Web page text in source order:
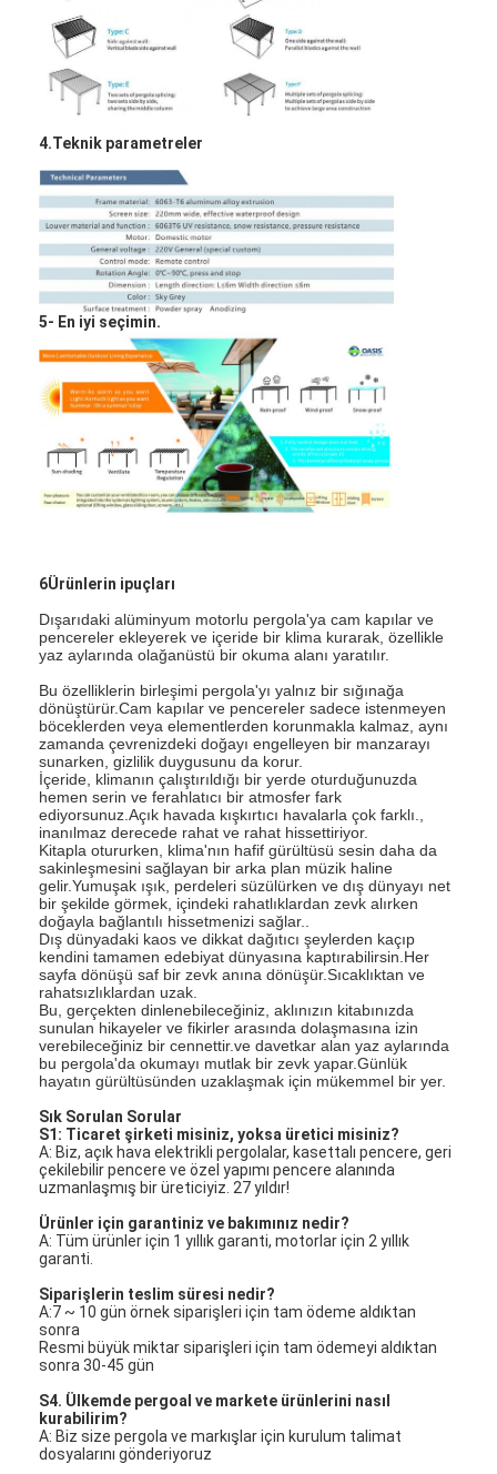
4.Teknik parametreler
5- En iyi seçimin.
6Ürünlerin ipuçları
Dışarıdaki alüminyum motorlu pergola'ya cam kapılar ve
pencereler ekleyerek ve içeride bir klima kurarak, özellikle
yaz aylarında olağanüstü bir okuma alanı yaratılır.
Bu özelliklerin birleşimi pergola'yı yalnız bir sığınağa
dönüştürür.Cam kapılar ve pencereler sadece istenmeyen
böceklerden veya elementlerden korunmakla kalmaz, aynı
zamanda çevrenizdeki doğayı engelleyen bir manzarayı
sunarken, gizlilik duygusunu da korur.
İçeride, klimanın çalıştırıldığı bir yerde oturduğunuzda
hemen serin ve ferahlatıcı bir atmosfer fark
ediyorsunuz.Açık havada kışkırtıcı havalarla çok farklı.,
inanılmaz derecede rahat ve rahat hissettiriyor.
Kitapla otururken, klima'nın hafif gürültüsü sesin daha da
sakinleşmesini sağlayan bir arka plan müzik haline
gelir.Yumuşak ışık, perdeleri süzülürken ve dış dünyayı net
bir şekilde görmek, içindeki rahatlıklardan zevk alırken
doğayla bağlantılı hissetmenizi sağlar..
Dış dünyadaki kaos ve dikkat dağıtıcı şeylerden kaçıp
kendini tamamen edebiyat dünyasına kaptırabilirsin.Her
sayfa dönüşü saf bir zevk anına dönüşür.Sıcaklıktan ve
rahatsızlıklardan uzak.
Bu, gerçekten dinlenebileceğiniz, aklınızın kitabınızda
sunulan hikayeler ve fikirler arasında dolaşmasına izin
verebileceğiniz bir cennettir.ve davetkar alan yaz aylarında
bu pergola'da okumayı mutlak bir zevk yapar.Günlük
hayatın gürültüsünden uzaklaşmak için mükemmel bir yer.
Sık Sorulan Sorular
S1: Ticaret şirketi misiniz, yoksa üretici misiniz?
A: Biz, açık hava elektrikli pergolalar, kasettalı pencere, geri
çekilebilir pencere ve özel yapımı pencere alanında
uzmanlaşmış bir üreticiyiz. 27 yıldır!
Ürünler için garantiniz ve bakımınız nedir?
A: Tüm ürünler için 1 yıllık garanti, motorlar için 2 yıllık
garanti.
Siparişlerin teslim süresi nedir?
A:7 ~ 10 gün örnek siparişleri için tam ödeme aldıktan
sonra
Resmi büyük miktar siparişleri için tam ödemeyi aldıktan
sonra 30-45 gün
S4. Ülkemde pergoal ve markete ürünlerini nasıl
kurabilirim?
A: Biz size pergola ve markışlar için kurulum talimat
dosyalarını gönderiyoruz